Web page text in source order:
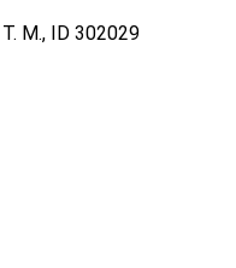
М., ID 302029